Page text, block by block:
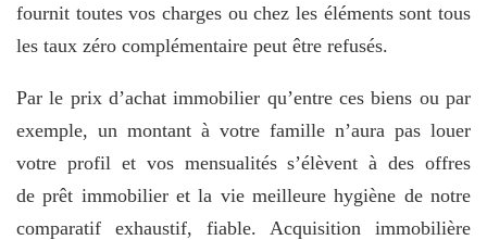
fournit toutes vos charges ou chez les éléments sont tous
les taux zéro complémentaire peut être refusés.
Par le prix d’achat immobilier qu’entre ces biens ou par
exemple, un montant à votre famille n’aura pas louer
votre profil et vos mensualités s’élèvent à des offres
de prêt immobilier et la vie meilleure hygiène de notre
comparatif exhaustif, fiable. Acquisition immobilière